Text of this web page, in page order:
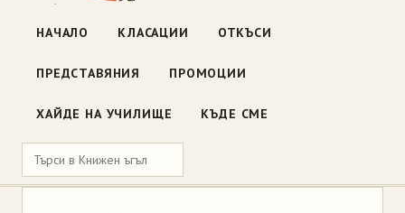
НАЧАЛО КЛАСАЦИИ ОТКЪСИ
ПРЕДСТАВЯНИЯ ПРОМОЦИИ
ХАЙДЕ НА УЧИЛИЩЕ КЪДЕ СМЕ